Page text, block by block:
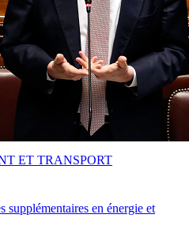
supplémentaires en énergie et
ET TRANSPORT